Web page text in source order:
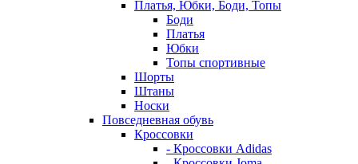
Платья, Юбки, Боди, Топы
Боди
Платья
Юбки
Топы спортивные
Шорты
Штаны
Носки
Повседневная обувь
Кроссовки
- Кроссовки Adidas